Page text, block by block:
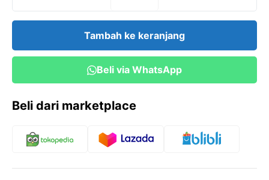
acetat
Liter
Tambah ke keranjang
Beli via WhatsApp
Beli dari marketplace